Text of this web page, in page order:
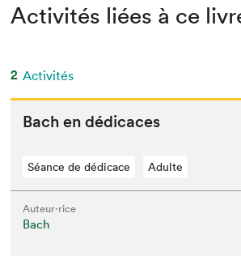
Activités liées à ce
2 Activités
Bach en dédicaces
Séance de dédicace Adulte
Auteur·rice
Bach